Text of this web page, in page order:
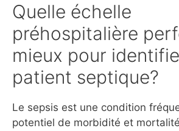
Quelle échelle
préhospitalière
mieux pour
patient septique?
Le sepsis est une condition
potentiel de morbidité et